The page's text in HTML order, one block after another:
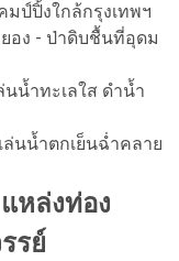
ป์ปิ้งใกล้กรุงเทพฯ
ยอง - ป่าดิบชื้นที่อุดม
น้ำทะเลใส ดำน้ำ
นน้ำตกเย็นฉ่ำคลาย
หล่งท่อง
รย์